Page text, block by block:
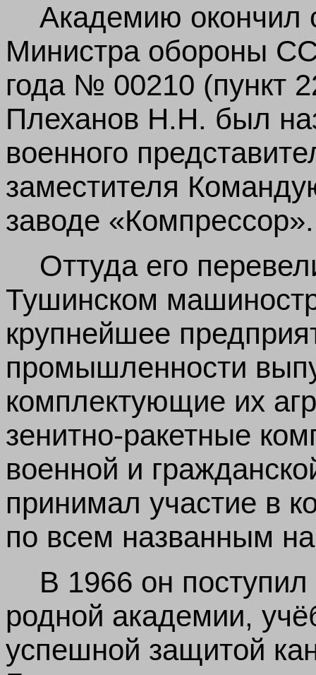
Академию окончил
Министра обороны
года № 00210 (пункт
Плеханов Н.Н. был
военного
заместителя
заводе «Компрессор».
Оттуда его
Тушинском
крупнейшее
промышленности
комплектующие их
зенитно-ракетные
военной и
принимал участие в
по всем названным
В 1966 он
родной академии,
успешной защитой